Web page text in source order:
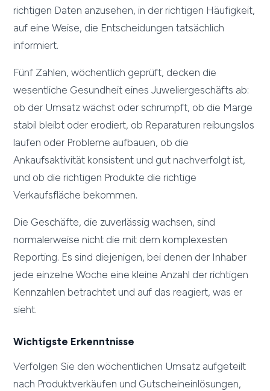
richtigen Daten anzusehen, in der richtigen Häufigkeit,
auf eine Weise, die Entscheidungen tatsächlich
informiert.
Fünf Zahlen, wöchentlich geprüft, decken die
wesentliche Gesundheit eines Juweliergeschäfts ab:
ob der Umsatz wächst oder schrumpft, ob die Marge
stabil bleibt oder erodiert, ob Reparaturen reibungslos
laufen oder Probleme aufbauen, ob die
Ankaufsaktivität konsistent und gut nachverfolgt ist,
und ob die richtigen Produkte die richtige
Verkaufsfläche bekommen.
Die Geschäfte, die zuverlässig wachsen, sind
normalerweise nicht die mit dem komplexesten
Reporting. Es sind diejenigen, bei denen der Inhaber
jede einzelne Woche eine kleine Anzahl der richtigen
Kennzahlen betrachtet und auf das reagiert, was er
sieht.
Wichtigste Erkenntnisse
Verfolgen Sie den wöchentlichen Umsatz aufgeteilt
nach Produktverkäufen und Gutscheineinlösungen,